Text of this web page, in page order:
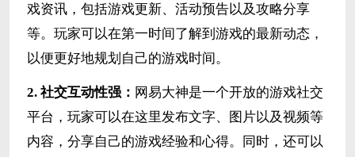
戏资讯，包括游戏更新、活动预告以及攻略分享
等。玩家可以在第一时间了解到游戏的最新动态，
以便更好地规划自己的游戏时间。
2. 社交互动性强： 网易大神是一个开放的游戏社交
平台，玩家可以在这里发布文字、图片以及视频等
内容，分享自己的游戏经验和心得。同时，还可以